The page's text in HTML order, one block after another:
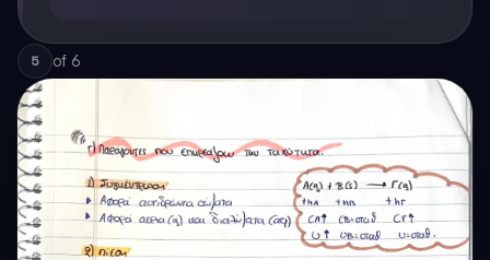
5 of 6